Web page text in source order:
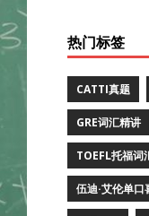
热门标签
CATTI真题
GRE词汇精讲
TOEFL托福词
伍迪·艾伦单口